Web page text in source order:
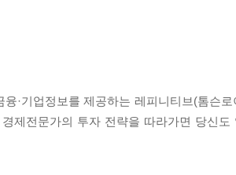
·기업정보를 제공하는 레피니티브(톰슨
제전문가의 투자 전략을 따라가면 당신도